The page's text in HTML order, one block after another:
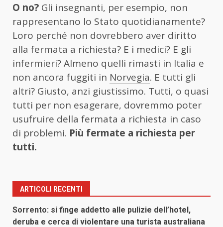
O no? Gli insegnanti, per esempio, non
rappresentano lo Stato quotidianamente?
Loro perché non dovrebbero aver diritto
alla fermata a richiesta? E i medici? E gli
infermieri? Almeno quelli rimasti in Italia e
non ancora fuggiti in Norvegia. E tutti gli
altri? Giusto, anzi giustissimo. Tutti, o quasi
tutti per non esagerare, dovremmo poter
usufruire della fermata a richiesta in caso
di problemi. Più fermate a richiesta per
tutti.
ARTICOLI RECENTI
Sorrento: si finge addetto alle pulizie dell’hotel,
deruba e cerca di violentare una turista australiana